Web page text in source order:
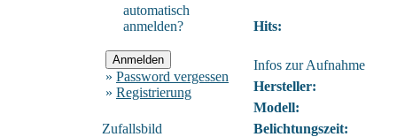
automatisch
anmelden?
» Password vergessen
» Registrierung
Zufallsbild
Hits:
Infos zur Aufnahme
Hersteller:
Modell:
Belichtungszeit: